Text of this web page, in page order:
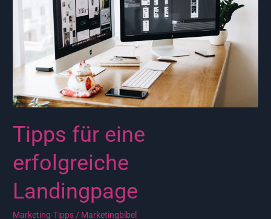
Tipps für eine
erfolgreiche
Landingpage
Marketing-Tipps / Marketingbibel
Landingpage